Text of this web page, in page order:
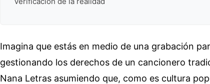
Imagina que estás en medio de una grabación
gestionando los derechos de un cancionero
Nana Letras asumiendo que, como es cultura